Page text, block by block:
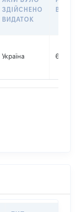
ЗДІЙСНЕНО
ВИДАТОК
Україна 614003